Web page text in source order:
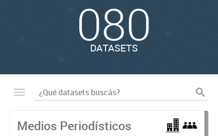
080
DATASETS
Medios Periodísticos